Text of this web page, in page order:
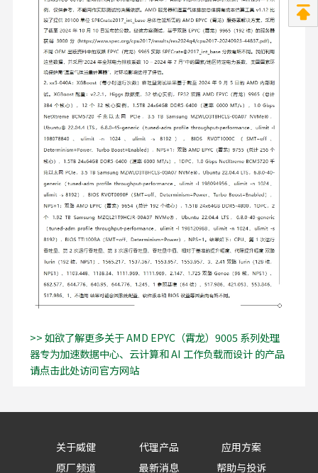
>> 如欲了解更多关于 AMD EPYC（霄龙）9005 系列处理
器专为加速数据中心、云计算和 AI 工作负载而设计 的产品
请点击此处访问官方网站
关于威健 代理产品
应用方案
原厂频道
最新消息 帮助与投诉